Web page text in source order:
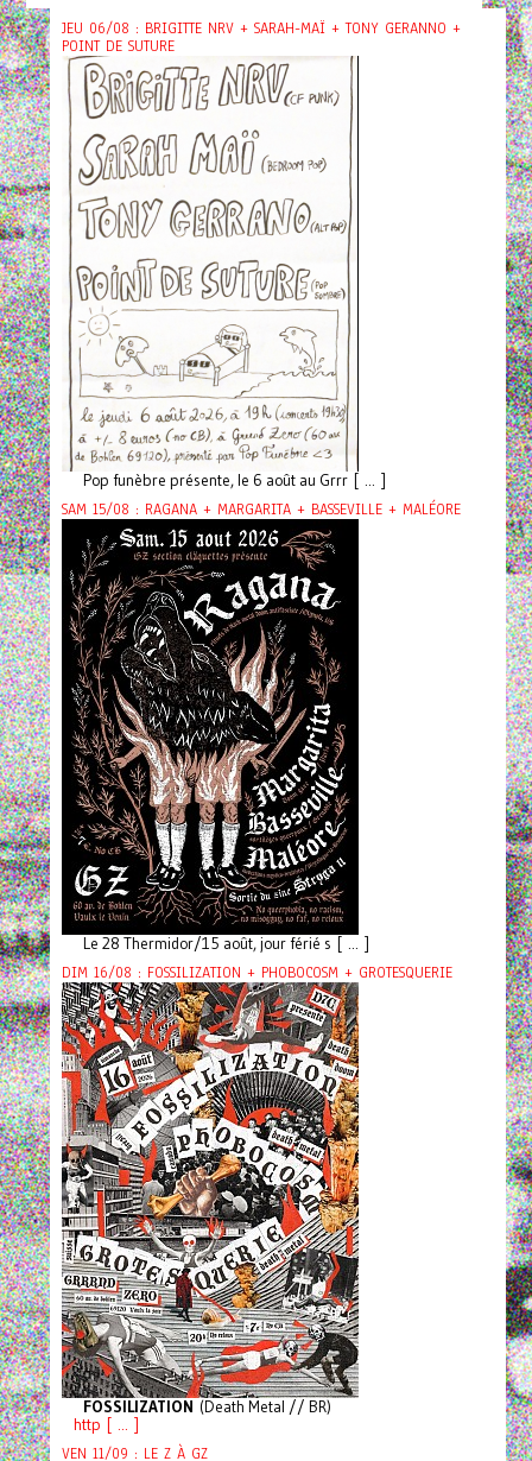
JEU 06/08 : BRIGITTE NRV + SARAH-MAÏ + TONY GERANNO +
POINT DE SUTURE
Pop funèbre présente, le 6 août au Grrr [ ... ]
SAM 15/08 : RAGANA + MARGARITA + BASSEVILLE + MALÉORE
Le 28 Thermidor/15 août, jour férié s [ ... ]
DIM 16/08 : FOSSILIZATION + PHOBOCOSM + GROTESQUERIE
FOSSILIZATION (Death Metal // BR)
http [ ... ]
VEN 11/09 : LE Z À GZ